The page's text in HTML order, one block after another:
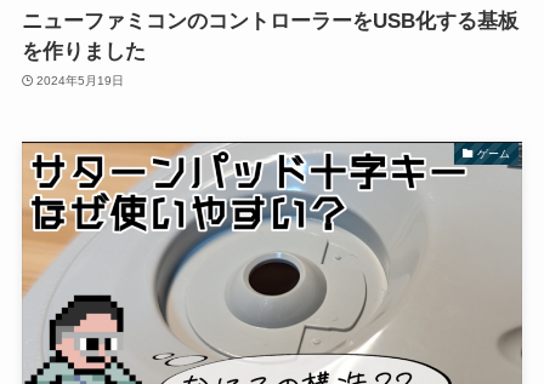
ニューファミコンのコントローラーをUSB化する基板
を作りました
2024年5月19日
ゲーム